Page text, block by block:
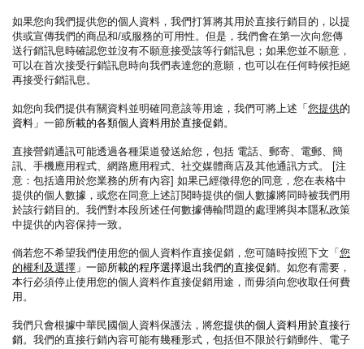
如果您向我們提供您的個人資料，我們打算將其用於直接行銷目的，以提
供或宣傳我們的商品和/或服務的可用性。但是，我們會在第一次向您傳
送行銷訊息時確認您並沒有不願意接受該等行銷訊息；如果您並不願意，
可以在首次接受行銷訊息時向我們表達您的意願，也可以在任何時候拒絕
再接受行銷訊息。
如您向我們提供有關資料並明確同意該等用途，我們可將上述 「您提供的
資料」一節所載的各類個人資料用於直接促銷。
直接營銷通訊可能透過各種渠道發送給您，包括 電話、郵寄、電郵、簡
訊、手機應用程式、網路應用程式、社交媒體商店及其他通訊方式。 [注
意：包括適用於您業務的所有內容] 如果已經徵得您的同意，您在表格中
提供的個人數據，或您在同意上述訂閱時提供的個人數據將同時被我們用
於該行銷目的。我們對本段所述任何數據傳輸問題的處理將與本隱私政策
中提供的內容保持一致。
倘若您不希望我們使用您的個人資料作直接促銷，您可隨時按照下文「您
的權利及選擇 」一節所載的程序選擇退出我們的直接促銷。如您有需要，
本行必須停止使用您的個人資料作直接促銷用途，而毋須向您收取任何費
用。
我們只會根據中華民國個人資料保護法，將您提供的個人資料用於直接行
銷。我們的直接行銷內容可能有幾種形式，包括但不限於行銷郵件、電子